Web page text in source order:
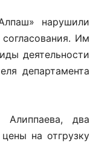
нарушили
Им
деятельности
департамента
два
на отгрузку